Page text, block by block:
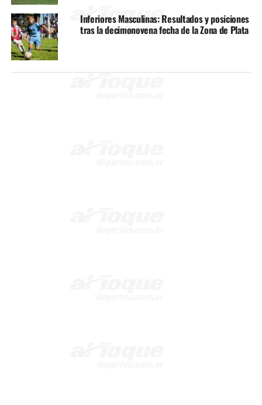
Inferiores Masculinas: Resultados y posiciones
tras la decimonovena fecha de la Zona de Plata